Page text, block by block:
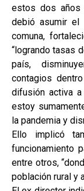
estos dos años
debió asumir
comuna,
“logrando tasas
país,
contagios
difusión activa
estoy
la pandemia y
Ello implicó
funcionamiento
entre otros,
población rural y